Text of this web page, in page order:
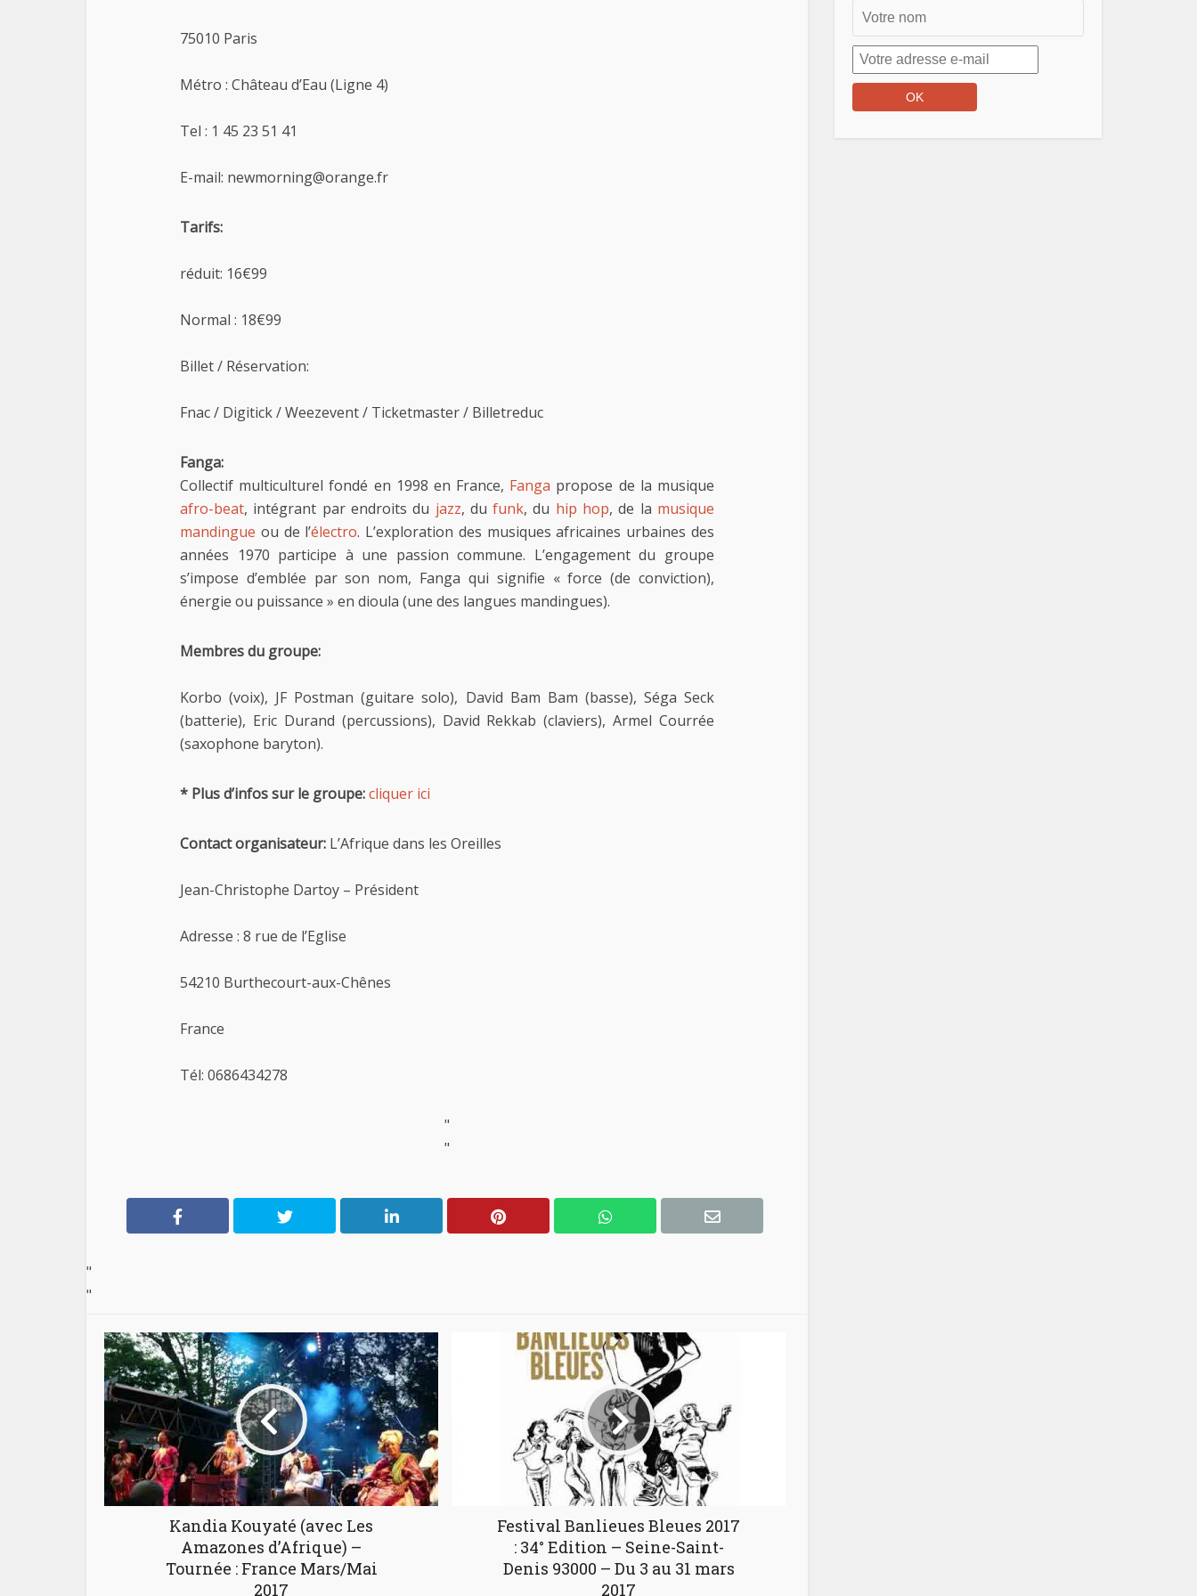
75010 Paris
Métro : Château d’Eau (Ligne 4)
Tel : 1 45 23 51 41
E-mail: newmorning@orange.fr
Tarifs:
réduit: 16€99
Normal : 18€99
Billet / Réservation:
Fnac / Digitick / Weezevent / Ticketmaster / Billetreduc
Fanga:
Collectif multiculturel fondé en 1998 en France, Fanga propose de la musique
afro-beat, intégrant par endroits du jazz, dufunk, du hip hop, de la musique
mandingue ou de l’électro. L’exploration des musiques africaines urbaines des
années 1970 participe à une passion commune. L’engagement du groupe
s’impose d’emblée par son nom, Fanga qui signifie « force (de conviction),
énergie ou puissance » en dioula (une des langues mandingues).
Membres du groupe:
Korbo (voix), JF Postman (guitare solo), David Bam Bam (basse), Séga Seck
(batterie), Eric Durand (percussions), David Rekkab (claviers), Armel Courrée
(saxophone baryton).
* Plus d’infos sur le groupe:cliquer ici
Contact organisateur: L’Afrique dans les Oreilles
Jean-Christophe Dartoy – Président
Adresse : 8 rue de l’Eglise
54210 Burthecourt-aux-Chênes
France
Tél: 0686434278
"
"
"
"
Kandia Kouyaté (avec Les
Amazones d’Afrique) –
Tournée : France Mars/Mai
2017
Festival Banlieues Bleues 2017
: 34° Edition – Seine-Saint-
Denis 93000 – Du 3 au 31 mars
2017